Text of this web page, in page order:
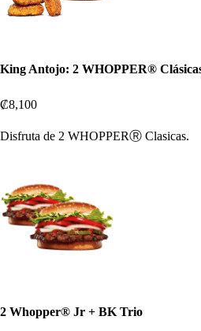
King Antojo: 2 WHOPPER®
₡8,100
Disfruta de 2 WHOPPERⓇ Clasicas.
2 Whopper® Jr + BK Trio